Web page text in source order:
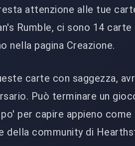
attenzione alle tue
Rumble, ci sono 14
nella pagina Creazione.
carte con saggezza,
Può terminare un
per capire appieno
della community di